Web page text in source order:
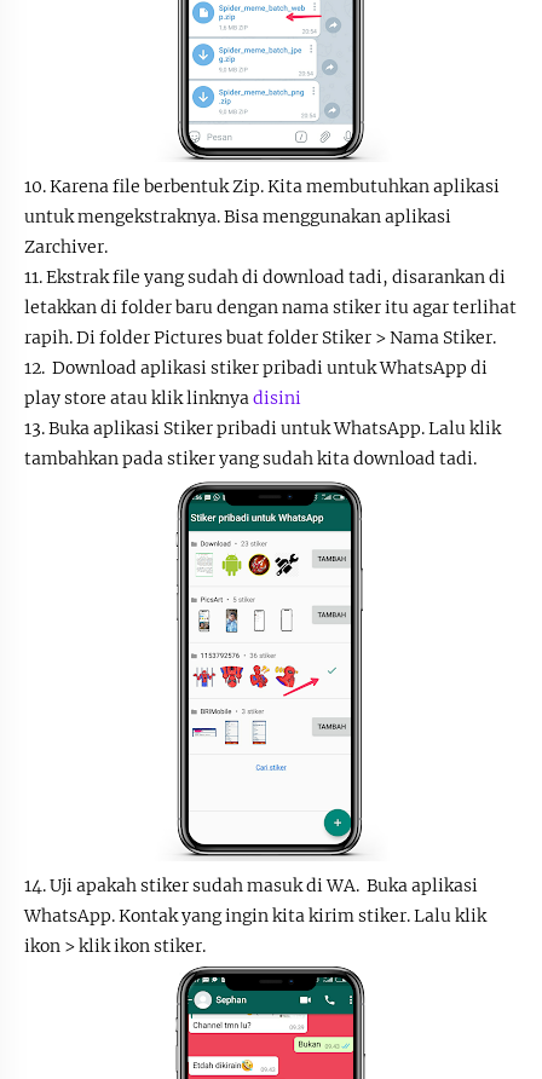
10. Karena file berbentuk Zip. Kita membutuhkan aplikasi
untuk mengekstraknya. Bisa menggunakan aplikasi
Zarchiver.
11. Ekstrak file yang sudah di download tadi, disarankan di
letakkan di folder baru dengan nama stiker itu agar terlihat
rapih. Di folder Pictures buat folder Stiker > Nama Stiker.
12. Download aplikasi stiker pribadi untuk WhatsApp di
play store atau klik linknyadisini
13. Buka aplikasi Stiker pribadi untuk WhatsApp. Lalu klik
tambahkan pada stiker yang sudah kita download tadi.
14. Uji apakah stiker sudah masuk di WA. Buka aplikasi
WhatsApp. Kontak yang ingin kita kirim stiker. Lalu klik
ikon > klik ikon stiker.